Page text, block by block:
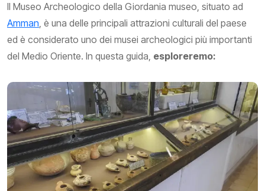
Il Museo Archeologico della Giordania museo, situato ad
Amman, è una delle principali attrazioni culturali del paese
ed è considerato uno dei musei archeologici più importanti
del Medio Oriente. In questa guida, esploreremo: